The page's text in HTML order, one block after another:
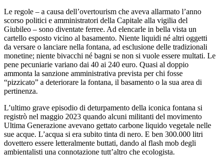
Le regole – a causa dell’overtourism che aveva allarmato l’anno
scorso politici e amministratori della Capitale alla vigilia del
Giubileo – sono diventate ferree. Ad elencarle in bella vista un
cartello esposto vicino al basamento. Niente liquidi né altri oggetti
da versare o lanciare nella fontana, ad esclusione delle tradizionali
monetine; niente bivacchi né bagni se non si vuole essere multati. Le
pene pecuniarie variano dai 40 ai 240 euro. Quasi al doppio
ammonta la sanzione amministrativa prevista per chi fosse
“pizzicato” a deteriorare la fontana, il basamento o la sua area di
pertinenza.
L’ultimo grave episodio di deturpamento della iconica fontana si
registrò nel maggio 2023 quando alcuni militanti del movimento
Ultima Generazione avevano gettato carbone liquido vegetale nelle
sue acque. L’acqua si era subito tinta di nero. E ben 300.000 litri
dovettero essere letteralmente buttati, dando al flash mob degli
ambientalisti una connotazione tutt’altro che ecologista.